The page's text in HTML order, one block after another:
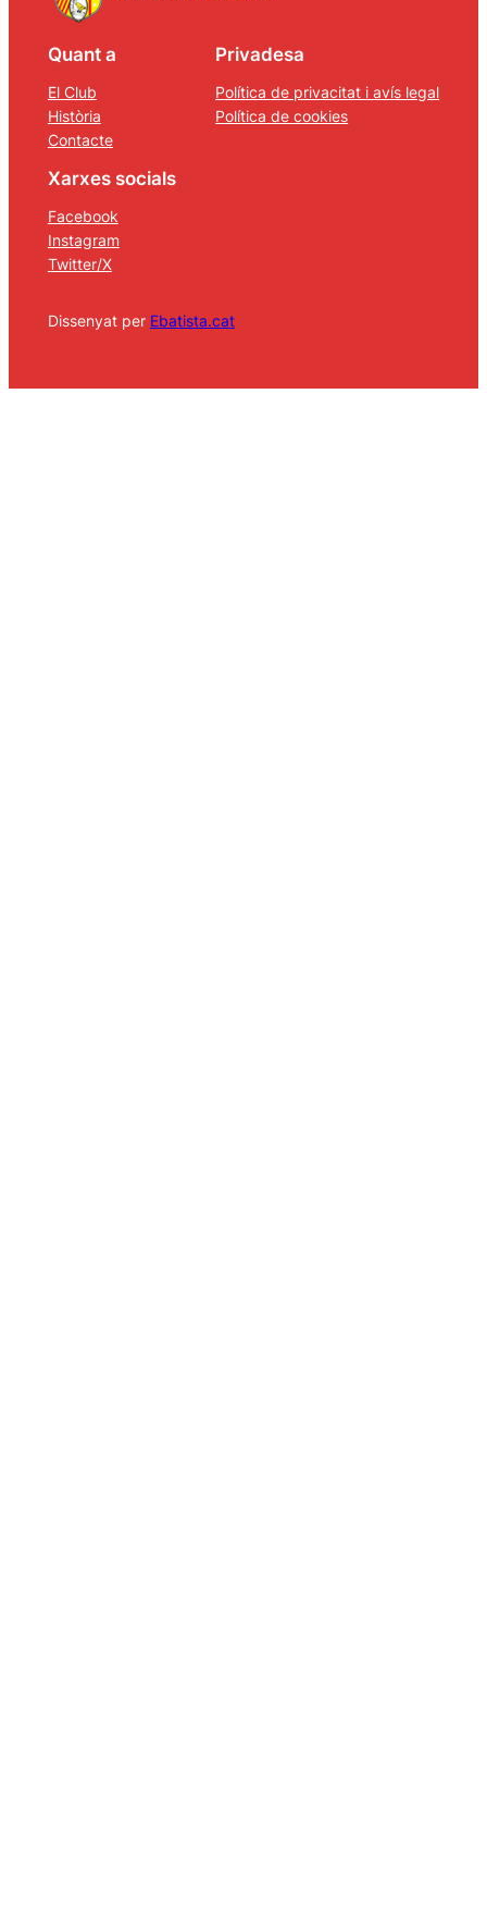
Quant a
El Club
Història
Contacte
Privadesa
Política de privacitat i avís legal
Política de cookies
Xarxes socials
Facebook
Instagram
Twitter/X
Dissenyat per Ebatista.cat